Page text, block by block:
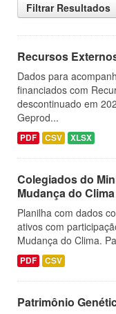
Filtrar Resultados
Recursos
Dados para
financiados com
descontinuado em
Geprod...
PDF CSV XLSX
Colegiados do
Mudança do Clima
Planilha com dados
ativos com
Mudança do Clima.
PDF CSV
Patrimônio